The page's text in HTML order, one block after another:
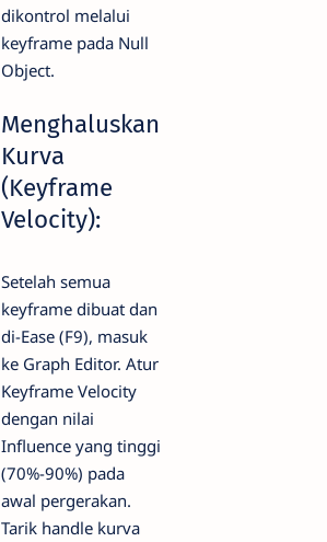
dikontrol melalui
keyframe pada Null
Object.
Menghaluskan
Kurva
(Keyframe
Velocity):
Setelah semua
keyframe dibuat dan
di-Ease (F9), masuk
ke Graph Editor. Atur
Keyframe Velocity
dengan nilai
Influence yang tinggi
(70%-90%) pada
awal pergerakan.
Tarik handle kurva